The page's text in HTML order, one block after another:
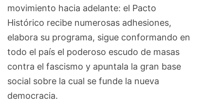
movimiento hacia adelante: el Pacto
Histórico recibe numerosas adhesiones,
elabora su programa, sigue conformando en
todo el país el poderoso escudo de masas
contra el fascismo y apuntala la gran base
social sobre la cual se funde la nueva
democracia.